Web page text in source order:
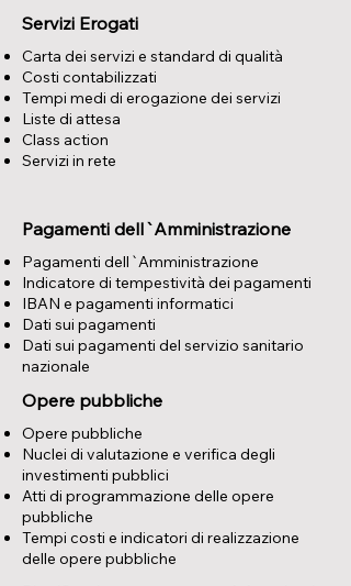
Servizi Erogati
Carta dei servizi e standard di qualità
Costi contabilizzati
Tempi medi di erogazione dei servizi
Liste di attesa
Class action
Servizi in rete
Pagamenti dell`Amministrazione
Pagamenti dell`Amministrazione
Indicatore di tempestività dei pagamenti
IBAN e pagamenti informatici
Dati sui pagamenti
Dati sui pagamenti del servizio sanitario
nazionale
Opere pubbliche
Opere pubbliche
Nuclei di valutazione e verifica degli
investimenti pubblici
Atti di programmazione delle opere
pubbliche
Tempi costi e indicatori di realizzazione
delle opere pubbliche